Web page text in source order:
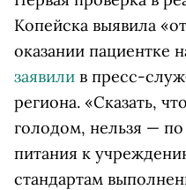
Копейска выявила
оказании пациентке
заявили в пресс-
региона. «Сказать,
голодом, нельзя —
питания к
стандартам